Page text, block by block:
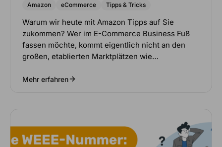
Amazon eCommerce Tipps & Tricks
Warum wir heute mit Amazon Tipps auf Sie
zukommen? Wer im E-Commerce Business Fuß
fassen möchte, kommt eigentlich nicht an den
großen, etablierten Marktplätzen wie…
Mehr erfahren